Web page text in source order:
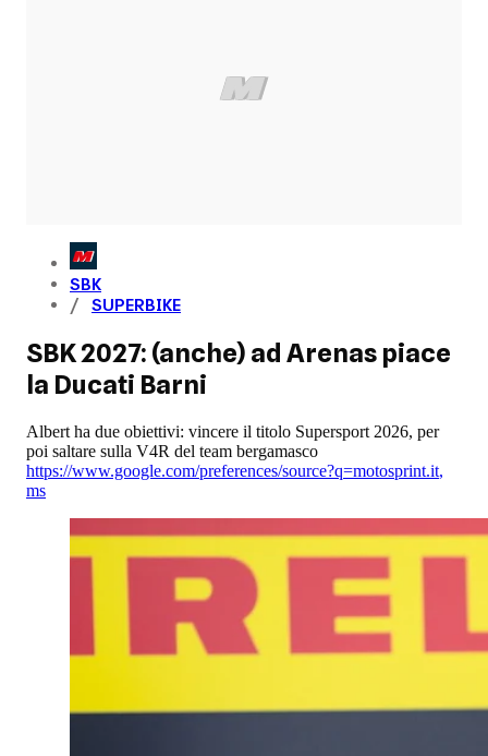
SBK
SUPERBIKE
SBK 2027: (anche) ad Arenas piace
la Ducati Barni
Albert ha due obiettivi: vincere il titolo Supersport 2026, per
poi saltare sulla V4R del team bergamasco
https://www.google.com/preferences/source?q=motosprint.it,
ms